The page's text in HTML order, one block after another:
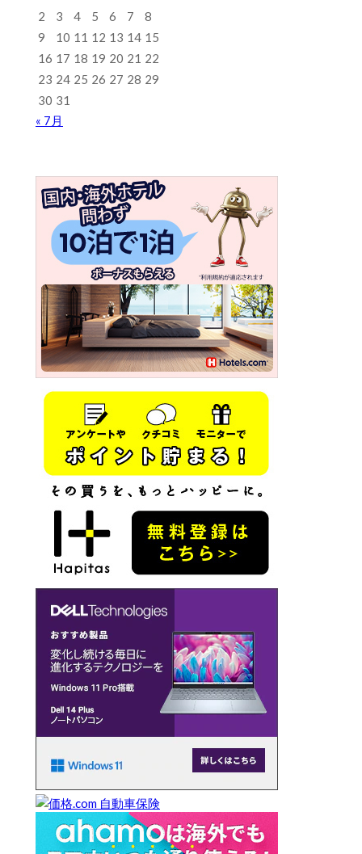
2
3 4 5 6 7
8
9
10 11 12 13 14 15
16 17 18 19 20 21 22
23 24 25 26 27 28 29
30 31
« 7月